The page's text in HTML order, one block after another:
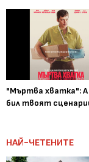
"Мъртва хватка": А
бил твоят
НАЙ-ЧЕТЕНИТЕ